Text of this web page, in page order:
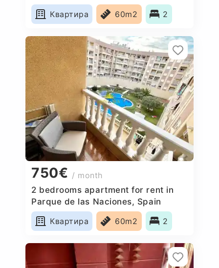
Квартира
60m2 2
750€ / month
2 bedrooms apartment for rent in
Parque de las Naciones, Spain
Квартира
60m2 2